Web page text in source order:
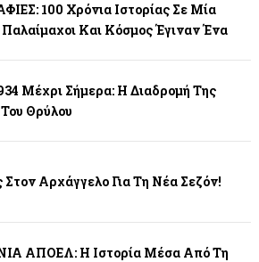
100 Χρόνια Ιστορίας Σε Μία
Και Κόσμος Έγιναν Ένα
Μέχρι Σήμερα: Η Διαδρομή Της
Θρύλου
Στον Αρχάγγελο Για Τη Νέα Σεζόν!
ΑΠΟΕΛ: Η Ιστορία Μέσα Από Τη